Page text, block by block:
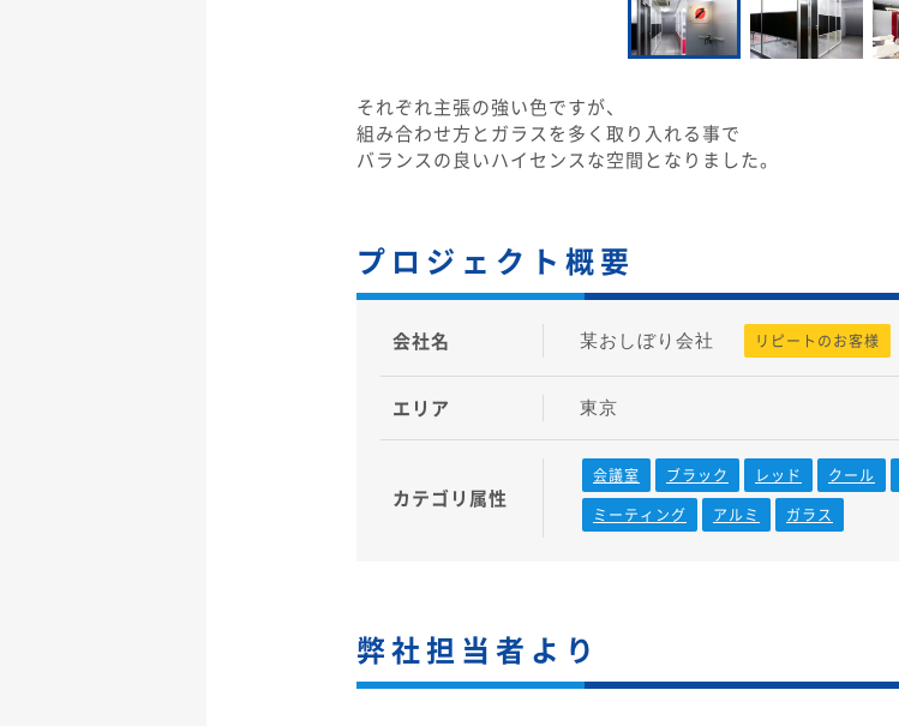
それぞれ主張の強い色ですが、
組み合わせ方とガラスを多く取り入れる事で
バランスの良いハイセンスな空間となりました。
プロジェクト概要
会社名 某おしぼり会社 リピートのお客様
エリア 東京
カテゴリ 属性
会議室 ブラック レッド クール
ミーティング
アルミ ガラス
弊社担当者より